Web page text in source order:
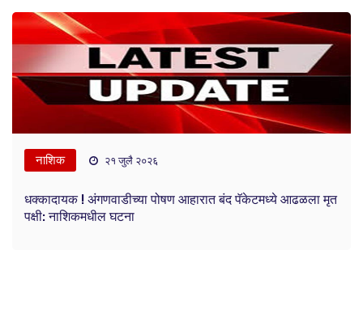
नाशिक २१ जुलै २०२६
धक्कादायक ! अंगणवाडीच्या पोषण आहारात बंद पॅकेटमध्ये आढळला मृत
पक्षी: नाशिकमधील घटना